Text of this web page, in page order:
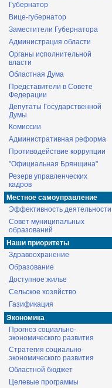
Губернатор
Вице-губернатор
Заместители Губернатора
Администрация области
Органы исполнительной
власти
Областная Дума
Представители в Совете
Федерации
Депутаты Государственной
Думы
Комиссии
Административная реформа
Противодействие коррупции
"Официальная Брянщина"
Резерв управленческих
кадров
Местное самоуправление
Эффективность деятельности
Совет муниципальных
образований
Наши приоритеты
Здравоохранение
Образование
Доступное жилье
Сельское хозяйство
Газификация
Экономика
Прогноз социально-
экономического развития
Стратегия социально-
экономического развития
Областной бюджет
Целевые программы